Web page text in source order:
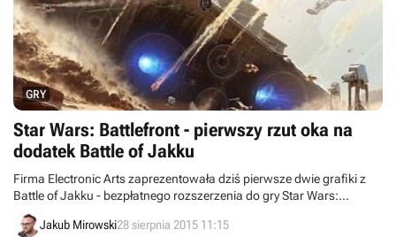
GRY
Star Wars: Battlefront - pierwszy rzut oka na
dodatek Battle of Jakku
Firma Electronic Arts zaprezentowała dziś pierwsze dwie grafiki z
Battle of Jakku - bezpłatnego rozszerzenia do gry Star Wars:
Battlefront. Dodatek ukaże się 8 grudnia, trzy tygodnie po premierze
podstawowej wersji.
Jakub Mirowski28 sierpnia 2015 11:15